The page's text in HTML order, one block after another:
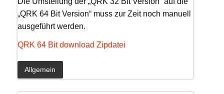
„QRK 64 Bit Version“ muss zur Zeit noch manuell
ausgeführt werden.
QRK 64 Bit download Zipdatei
Allgemein